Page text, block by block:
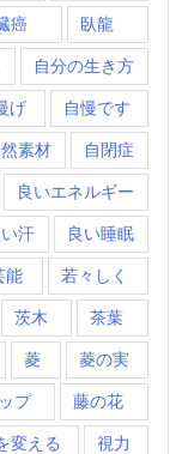
癌 臥龍
自分の生き方
げ 自慢です
素材 自閉症
良いエネルギー
汗 良い睡眠
能 若々しく
茨木 茶葉
菱 菱の実
プ 藤の花
変える 視力